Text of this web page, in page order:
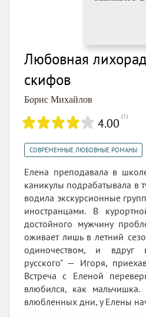
Любовная
скифов
Борис Михайлов
4.00 (1)
СОВРЕМЕННЫЕ ЛЮБОВНЫЕ РОМАНЫ
Елена преподавала в
каникулы подрабатывала в
водила экскурсионные
иностранцами. В
достойного мужчину
оживает лишь в летний
одиночеством, и вдруг
русского" — Игоря,
Встреча с Еленой
влюбился, как мальчишка.
влюбленных дни, у Елены